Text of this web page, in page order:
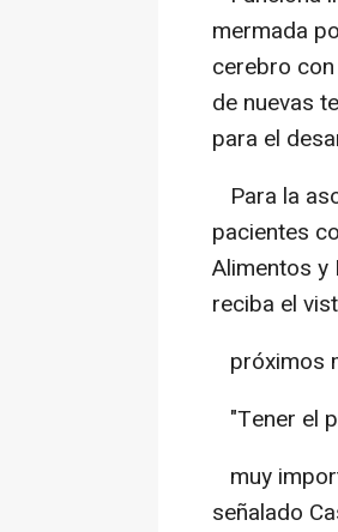
mermada
cerebro
de nuevas
para el
Para la
pacientes
Alimentos y
reciba el
próximos
"Tener el
muy
señalado